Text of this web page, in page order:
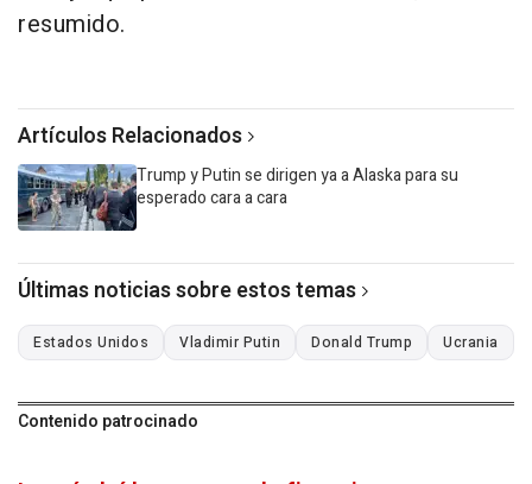
resumido.
Artículos Relacionados
Trump y Putin se dirigen ya a Alaska para su
esperado cara a cara
Últimas noticias sobre estos temas
Estados Unidos Vladimir Putin Donald Trump Ucrania
Contenido patrocinado